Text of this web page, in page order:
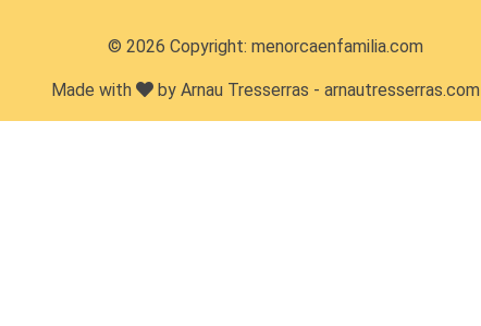
© 2026 Copyright: menorcaenfamilia.com
Made with by Arnau Tresserras - arnautresserras.com